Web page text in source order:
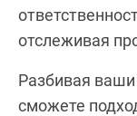
отслеживая
Разбивая
сможете